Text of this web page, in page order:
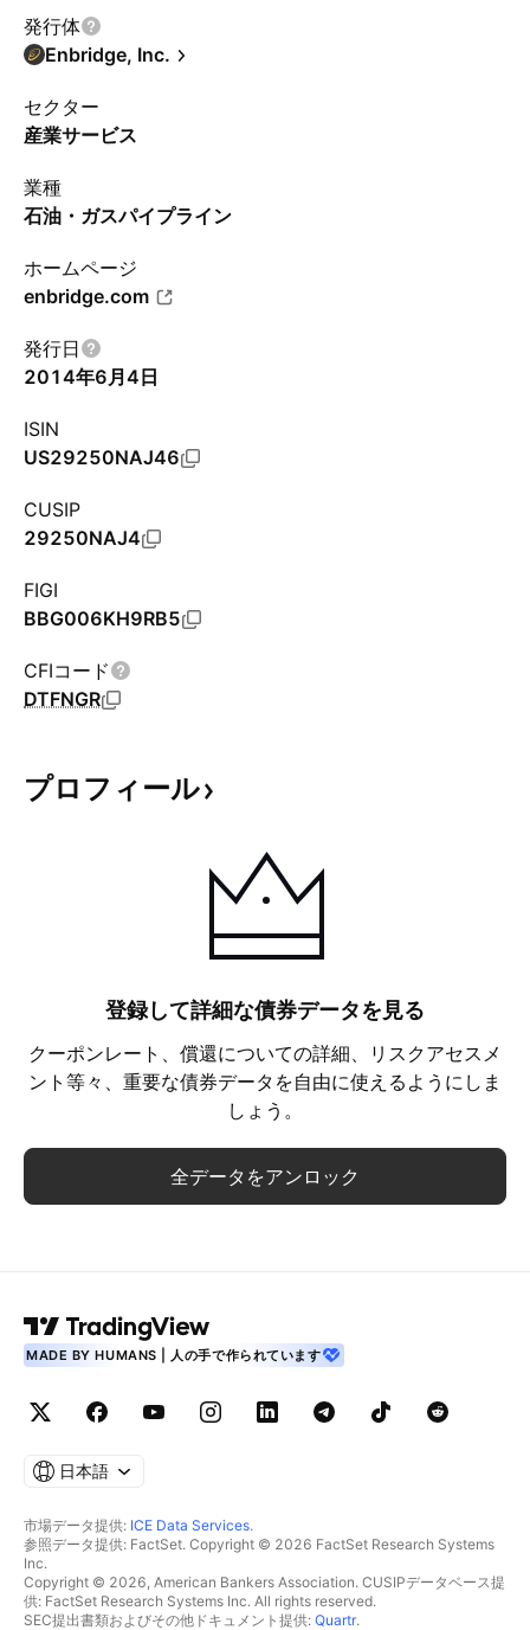
発行体
Enbridge, Inc.
セクター
産業サービス
業種
石油・ガスパイプライン
ホームページ
enbridge.com
発行日
2014年6月4日
ISIN
US29250NAJ46
CUSIP
29250NAJ4
FIGI
BBG006KH9RB5
CFIコード
DTFNGR
プロフィール
登録して詳細な債券データを見る
クーポンレート、償還についての詳細、リスクアセスメ
ント等々、重要な債券データを自由に使えるようにしま
しょう。
全データをアンロック
MADE BY HUMANS | 人の手で作られています
日本語
市場データ提供: ICE Data Services.
参照データ提供: FactSet. Copyright © 2026 FactSet Research Systems
Inc.
Copyright © 2026, American Bankers Association. CUSIPデータベース提
供: FactSet Research Systems Inc. All rights reserved.
SEC提出書類およびその他ドキュメント提供: Quartr.